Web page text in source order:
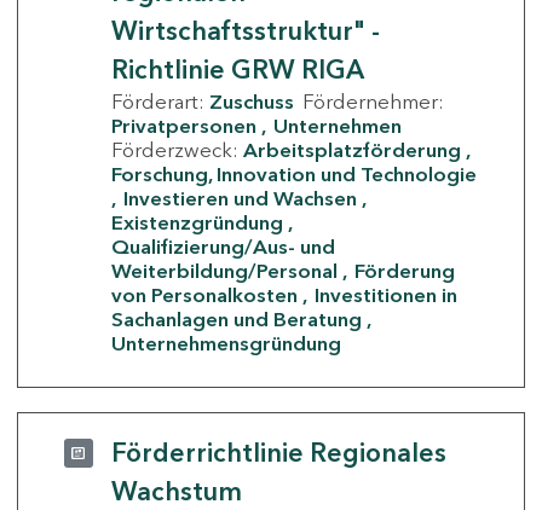
Wirtschaftsstruktur" -
Richtlinie GRW RIGA
Förderart: Zuschuss Fördernehmer:
Privatpersonen
Unternehmen
Förderzweck: Arbeitsplatzförderung
Forschung, Innovation und Technologie
Investieren und Wachsen
Existenzgründung
Qualifizierung/Aus- und
Weiterbildung/Personal
Förderung
von Personalkosten
Investitionen in
Sachanlagen und Beratung
Unternehmensgründung
Förderrichtlinie Regionales
Wachstum